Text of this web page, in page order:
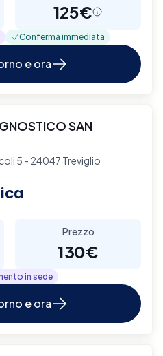
125€
Conferma immediata
e ora
SAN
5 - 24047 Treviglio
Prezzo
130€
in sede
e ora